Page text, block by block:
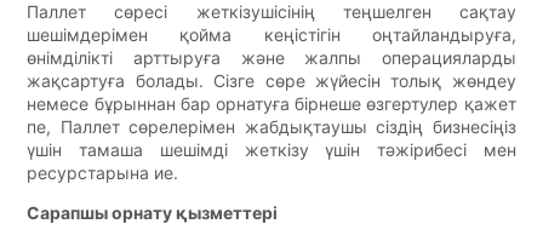
Паллет сөресі жеткізушісінің теңшелген сақтау
шешімдерімен қойма кеңістігін оңтайландыруға,
өнімділікті арттыруға және жалпы операцияларды
жақсартуға болады. Сізге сөре жүйесін толық жөндеу
немесе бұрыннан бар орнатуға бірнеше өзгертулер қажет
пе, Паллет сөрелерімен жабдықтаушы сіздің бизнесіңіз
үшін тамаша шешімді жеткізу үшін тәжірибесі мен
ресурстарына ие.
Сарапшы орнату қызметтері